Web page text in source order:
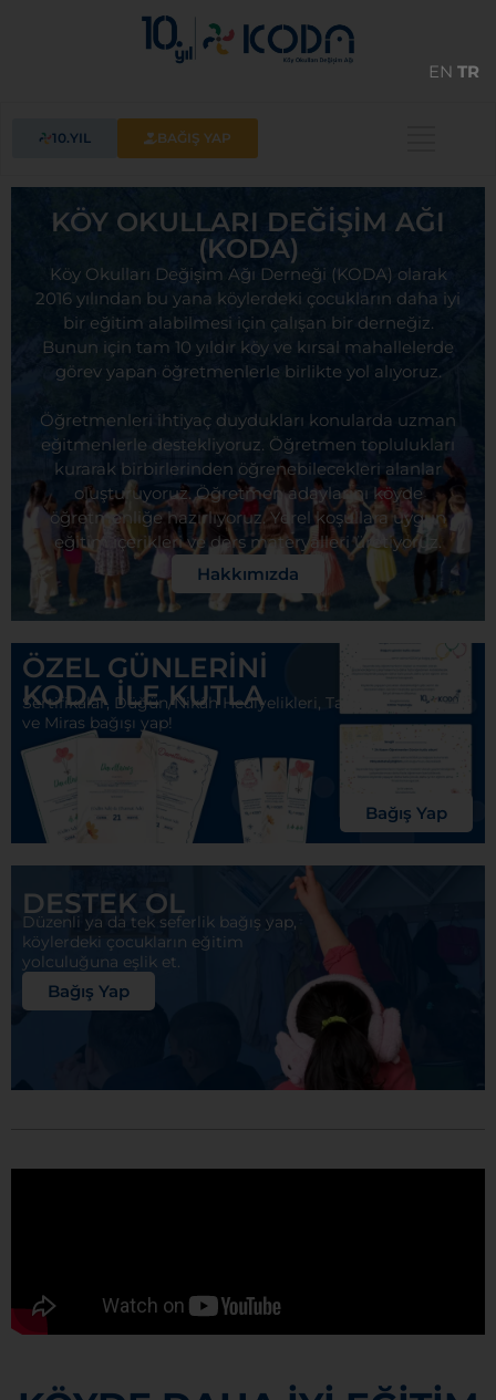
10.YIL BAĞIŞ YAP
KÖY OKULLARI DEĞİŞİM AĞI
(KODA)
Köy Okulları Değişim Ağı Derneği (KODA) olarak
2016 yılından bu yana köylerdeki çocukların daha iyi
bir eğitim alabilmesi için çalışan bir derneğiz.
Bunun için tam 10 yıldır köy ve kırsal mahallelerde
görev yapan öğretmenlerle birlikte yol alıyoruz.
Öğretmenleri ihtiyaç duydukları konularda uzman
eğitmenlerle destekliyoruz. Öğretmen toplulukları
kurarak birbirlerinden öğrenebilecekleri alanlar
oluşturuyoruz. Öğretmen adaylarını köyde
öğretmenliğe hazırlıyoruz. Yerel koşullara uygun
eğitim içerikleri ve ders materyalleri üretiyoruz.
Hakkımızda
ÖZEL GÜNLERİNİ
KODA İLE KUTLA
Sertifikalar, Düğün/Nikâh Hediyelikleri, Taziye
ve Miras bağışı yap!
Bağış Yap
DESTEK OL
Düzenli ya da tek seferlik bağış yap,
köylerdeki çocukların eğitim
yolculuğuna eşlik et.
Bağış Yap
EN TR